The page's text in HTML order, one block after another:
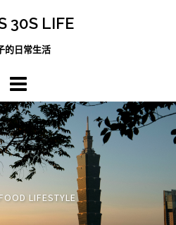
30S LIFE
的日常生活
LIFESTYLE